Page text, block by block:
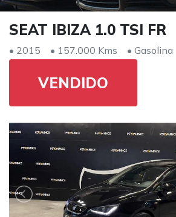
SEAT IBIZA 1.0 TSI FR
• 2015 • 157.000 Kms • Gasolina
VENDIDO